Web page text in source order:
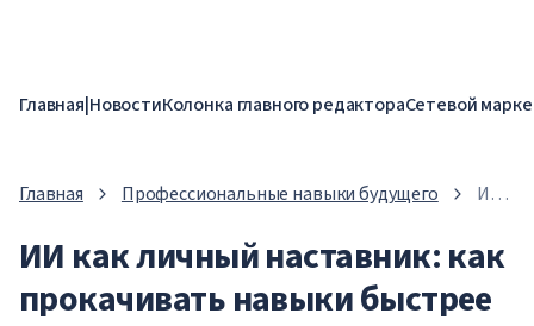
Главная|НовостиКолонка главного редактораСетевой
Главная Профессиональные навыки будущего
ИИ
как
ИИ как личный наставник: как
прокачивать навыки быстрее